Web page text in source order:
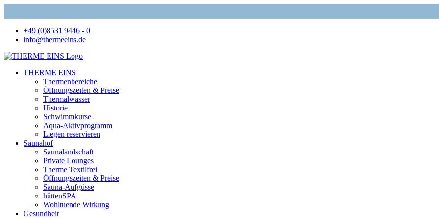
+49 (0)8531 9446 - 0
info@thermeeins.de
THERME EINS
Thermenbereiche
Öffnungszeiten & Preise
Thermalwasser
Historie
Schwimmkurse
Aqua-Aktivprogramm
Liegen reservieren
Saunahof
Saunalandschaft
Private Lounges
Therme Textilfrei
Öffnungszeiten & Preise
Sauna-Aufgüsse
hüttenSPA
Wohltuende Wirkung
Gesundheit